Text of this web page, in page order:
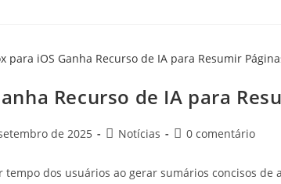
Recurso de IA para
de 2025 Notícias 0 comentário
dos usuários ao gerar sumários concisos de